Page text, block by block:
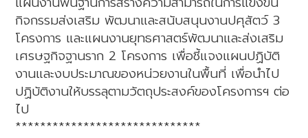
กิจกรรมส่งเสริม พัฒนาและสนับสนุนงานปศุสัตว์ 3
โครงการ และแผนงานยุทธศาสตร์พัฒนาและส่งเสริม
เศรษฐกิจฐานราก 2 โครงการ เพื่อชี้แจงแผนปฏิบัติ
งานและงบประมาณของหน่วยงานในพื้นที่ เพื่อนำไป
ปฏิบัติงานให้บรรลุตามวัตถุประสงค์ของโครงการฯ ต่อ
ไป
******************************